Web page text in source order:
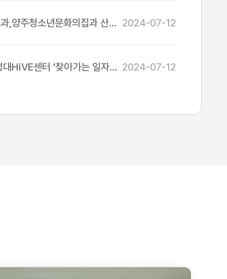
,양주청소년문화의집과 산학 2024-07-12
HiVE센터 '찾아가는 일자리 2024-07-12